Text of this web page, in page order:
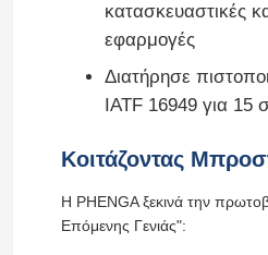
Προϊόντα
Σχετικά με εμάς
κατασκευαστικές
εφαρμογές
Διατήρησε
IATF 16949 για 15
Κοιτάζοντας
Η PHENGA ξεκινά την
Επόμενης Γενιάς":